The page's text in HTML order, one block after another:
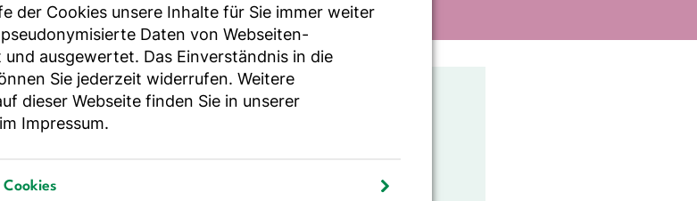
rotem und weißem Fleisch
der Cookies unsere Inhalte für Sie immer weiter
Daten von Webseiten-
ausgewertet. Das Einverständnis in die
Sie jederzeit widerrufen. Weitere
dieser Webseite finden Sie in unserer
Impressum.